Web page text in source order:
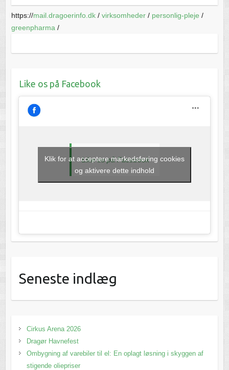
https://mail.dragoerinfo.dk/ virksomheder/ personlig-pleje /
greenpharma /
Like os på Facebook
Like os på Facebook
Klik for at acceptere markedsføring cookies
og aktivere dette indhold
Seneste indlæg
Cirkus Arena 2026
Dragør Havnefest
Ombygning af varebiler til el: En oplagt løsning i skyggen af
stigende oliepriser